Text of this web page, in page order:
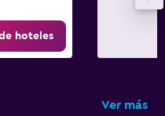
hoteles
Ver más